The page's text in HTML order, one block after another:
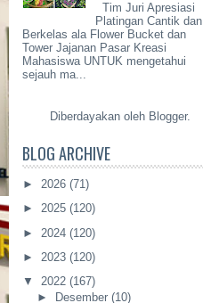
Tim Juri Apresiasi
Platingan Cantik dan
Berkelas ala Flower Bucket dan
Tower Jajanan Pasar Kreasi
Mahasiswa UNTUK mengetahui
sejauh ma...
Diberdayakan oleh Blogger.
BLOG ARCHIVE
► 2026 (71)
► 2025 (120)
► 2024 (120)
► 2023 (120)
▼ 2022 (167)
►
Desember (10)